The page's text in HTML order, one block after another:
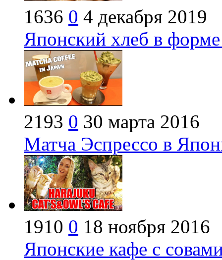
1636 0 4 декабря 2019
Японский хлеб в
2193 0 30 марта 2016
Матча Эспрессо в
1910 0 18 ноября 2016
Японские кафе с